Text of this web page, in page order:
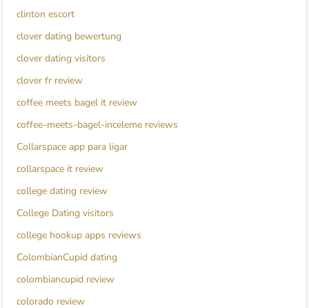
clinton escort
clover dating bewertung
clover dating visitors
clover fr review
coffee meets bagel it review
coffee-meets-bagel-inceleme reviews
Collarspace app para ligar
collarspace it review
college dating review
College Dating visitors
college hookup apps reviews
ColombianCupid dating
colombiancupid review
colorado review